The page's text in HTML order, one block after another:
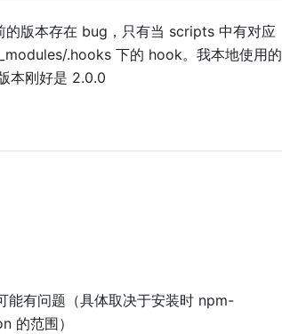
版本存在 bug，只有当 scripts 中有对应
.hooks 下的 hook。我本地使用的
本刚好是 2.0.0
能有问题（具体取决于安装时 npm-
的范围）